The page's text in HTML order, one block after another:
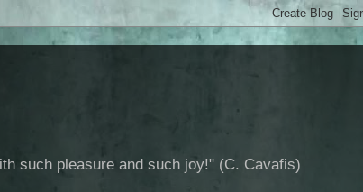
such pleasure and such joy!" (C. Cavafis)